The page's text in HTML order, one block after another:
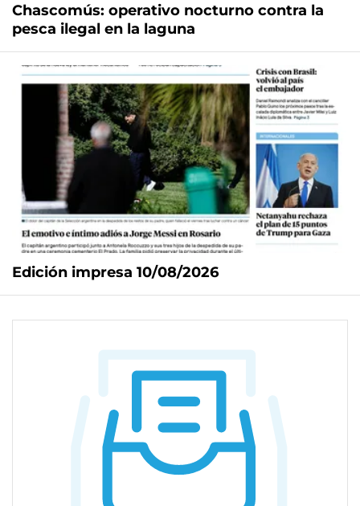
Chascomús: operativo nocturno contra la
pesca ilegal en la laguna
Edición impresa 10/08/2026